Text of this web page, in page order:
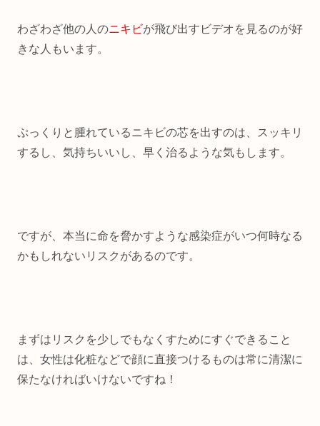
わざわざ他の人のニキビが飛び出すビデオを見るのが好
きな人もいます。
ぷっくりと腫れているニキビの芯を出すのは、スッキリ
するし、気持ちいいし、早く治るような気もします。
ですが、本当に命を脅かすような感染症がいつ何時なる
かもしれないリスクがあるのです。
まずはリスクを少しでもなくすためにすぐできること
は、女性は化粧などで顔に直接つけるものは常に清潔に
保たなければいけないですね！